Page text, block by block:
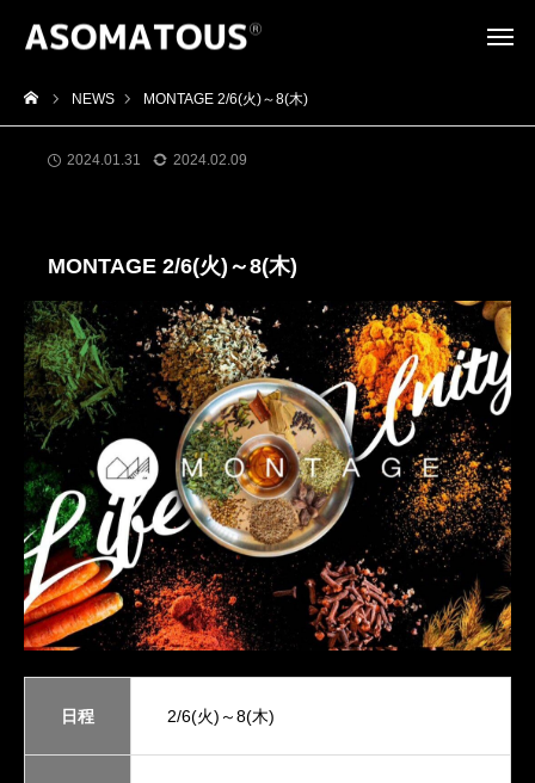
NEWS MONTAGE 2/6(火)～8(木)
2024.01.31 2024.02.09
MONTAGE 2/6(火)～8(木)
日程 2/6(火)～8(木)